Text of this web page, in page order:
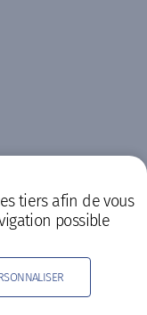
tiers afin de vous
possible